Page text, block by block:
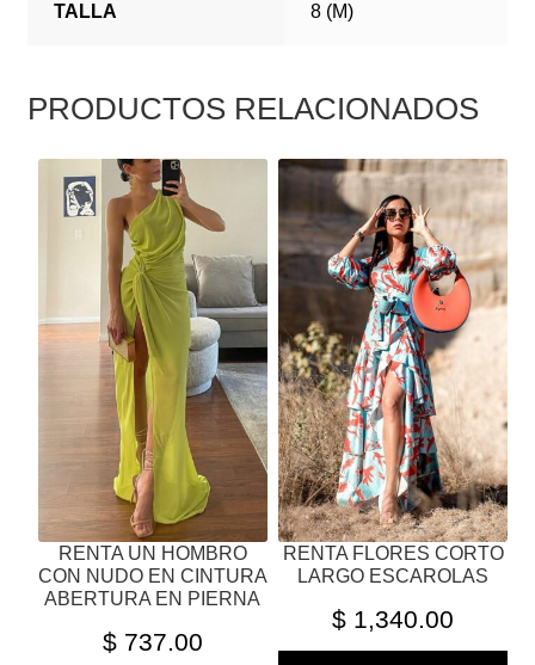
TALLA 8 (M)
PRODUCTOS RELACIONADOS
RENTA UN HOMBRO
CON NUDO EN CINTURA
ABERTURA EN PIERNA
$737.00
ESTE
PRODUCTO
MÚLTIPLES
VARIANTES.
LAS
OPCIONES
PUEDEN
ELEGIR
PÁGINA
DE
PRODUCTO
RENTA FLORES CORTO
LARGO ESCAROLAS
$ 1,340.00
ESTE
PRODUCTO
TIENE
MÚLTIPLES
VARIANTES.
LAS
OPCIONES
SE
PUEDEN
ELEGIR
EN
LA
PÁGINA
DE